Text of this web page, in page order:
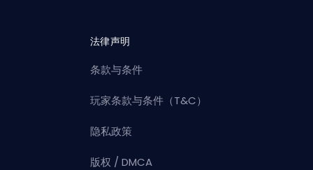
法律声明
条款与条件
玩家条款与条件（T&C）
隐私政策
版权 / DMCA